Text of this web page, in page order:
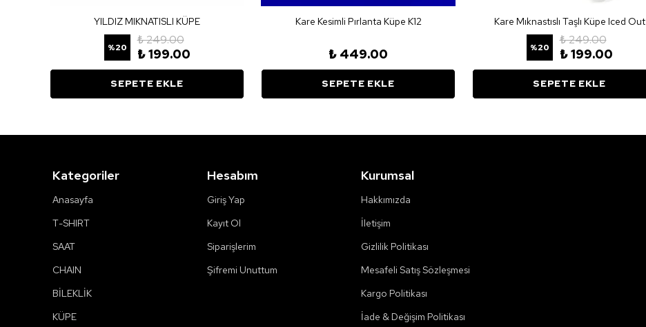
YILDIZ MIKNATISLI KÜPE
%20
₺ 249.00
₺ 199.00
SEPETE EKLE
Kare Kesimli Pırlanta Küpe K12
₺ 449.00
SEPETE EKLE
Kare Mıknastıslı Taşlı Küpe Iced Out
%20
₺ 249.00
₺ 199.00
SEPETE EKLE
Kategoriler
Anasayfa
T-SHIRT
SAAT
CHAIN
BİLEKLİK
KÜPE
Hesabım
Giriş Yap
Kayıt Ol
Siparişlerim
Şifremi Unuttum
Kurumsal
Hakkımızda
İletişim
Gizlilik Politikası
Mesafeli Satış Sözleşmesi
Kargo Politikası
İade & Değişim Politikası